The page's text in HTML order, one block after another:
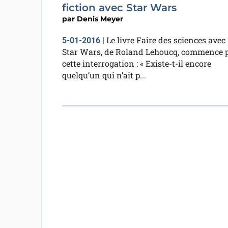
fiction avec Star Wars
par Denis Meyer
5-01-2016| Le livre Faire des sciences avec
Star Wars, de Roland Lehoucq, commence
cette interrogation : « Existe-t-il encore
quelqu’un qui n’ait p...